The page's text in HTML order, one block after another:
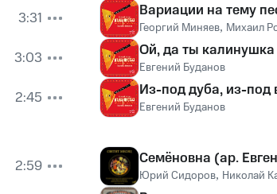
3:31
3:03
2:45
Вариации на тему
Георгий Миняев, Михаил
Ой, да ты калинушка
Евгений Буданов
Из-под дуба, из-под
Евгений Буданов
2:59
Семёновна (ар.
Юрий Сидоров, Николай